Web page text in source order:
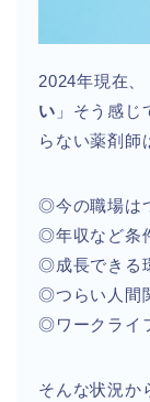
2024年現在、
い 」そう感
らない薬剤師
◎今の職場は
◎年収など条
◎成長できる
◎つらい人間
◎ワークライ
そんな状況か